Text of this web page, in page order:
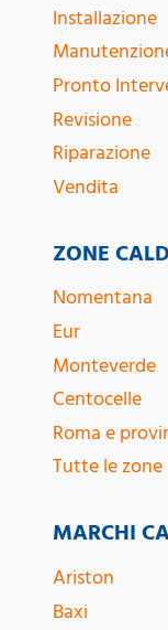
Installazione
Pronto
Revisione
Riparazione
Vendita
ZONE
Nomentana
Eur
Monteverde
Centocelle
Roma e
Tutte le zone
MARCHI
Ariston
Baxi